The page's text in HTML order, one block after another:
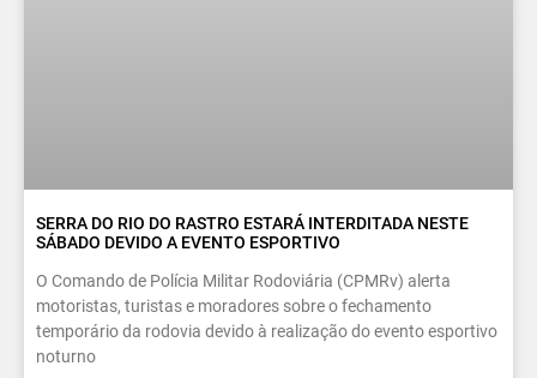
SERRA DO RIO DO RASTRO ESTARÁ INTERDITADA NESTE
SÁBADO DEVIDO A EVENTO ESPORTIVO
O Comando de Polícia Militar Rodoviária (CPMRv) alerta
motoristas, turistas e moradores sobre o fechamento
temporário da rodovia devido à realização do evento esportivo
noturno